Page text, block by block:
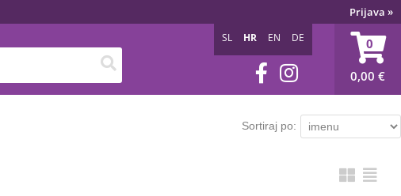
Prijava »
0
0,00 €
SL HR EN DE
Sortiraj po: